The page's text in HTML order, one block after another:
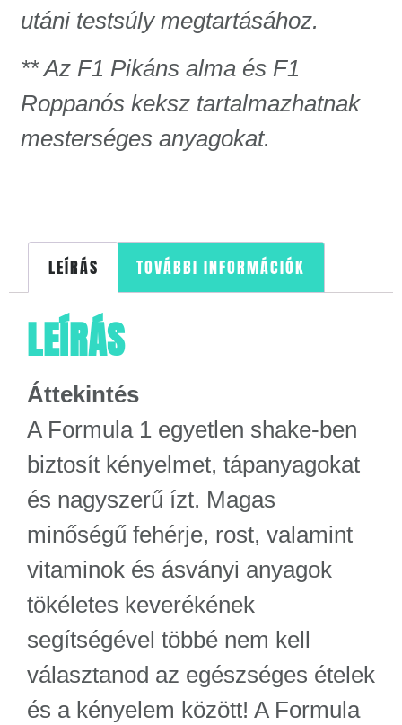
utáni testsúly megtartásához.
** Az F1 Pikáns alma és F1
Roppanós keksz tartalmazhatnak
mesterséges anyagokat.
LEÍRÁS TOVÁBBI INFORMÁCIÓK
LEÍRÁS
Áttekintés
A Formula 1 egyetlen shake-ben
biztosít kényelmet, tápanyagokat
és nagyszerű ízt. Magas
minőségű fehérje, rost, valamint
vitaminok és ásványi anyagok
tökéletes keverékének
segítségével többé nem kell
választanod az egészséges ételek
és a kényelem között! A Formula